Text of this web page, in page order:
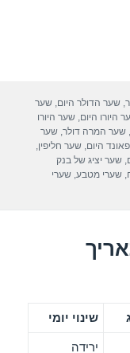
,שער הדולר היום ,שער
היורו היום ,שער היורו
,שער המרה דולר ,שער
היום ,שער חליפין
,שער יציג של בנק
,שערי מטבע ,שערי
שינוי יומי
ירידה